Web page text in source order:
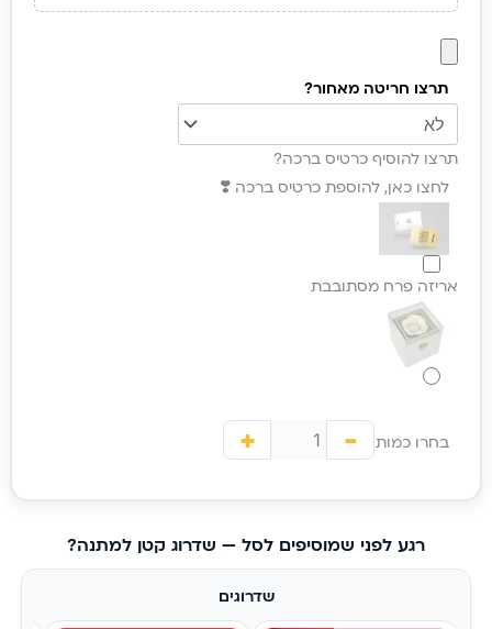
תרצו חריטה מאחור?
תרצו להוסיף כרטיס ברכה?
לחצו כאן, להוספת כרטיס ברכה ❣️
אריזה פרח מסתובבת
בחרו כמות -
+
רגע לפני שמוסיפים לסל — שדרוג קטן למתנה?
שדרוגים